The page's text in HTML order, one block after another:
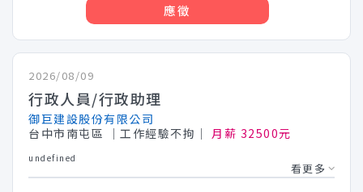
應徵
2026/08/09
行政人員/行政助理
御巨建設股份有限公司
台中市南屯區
│工作經驗不拘│ 月薪 32500元
undefined
看更多